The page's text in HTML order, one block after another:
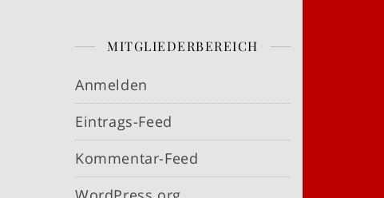
MITGLIEDERBEREICH
Anmelden
Eintrags-Feed
Kommentar-Feed